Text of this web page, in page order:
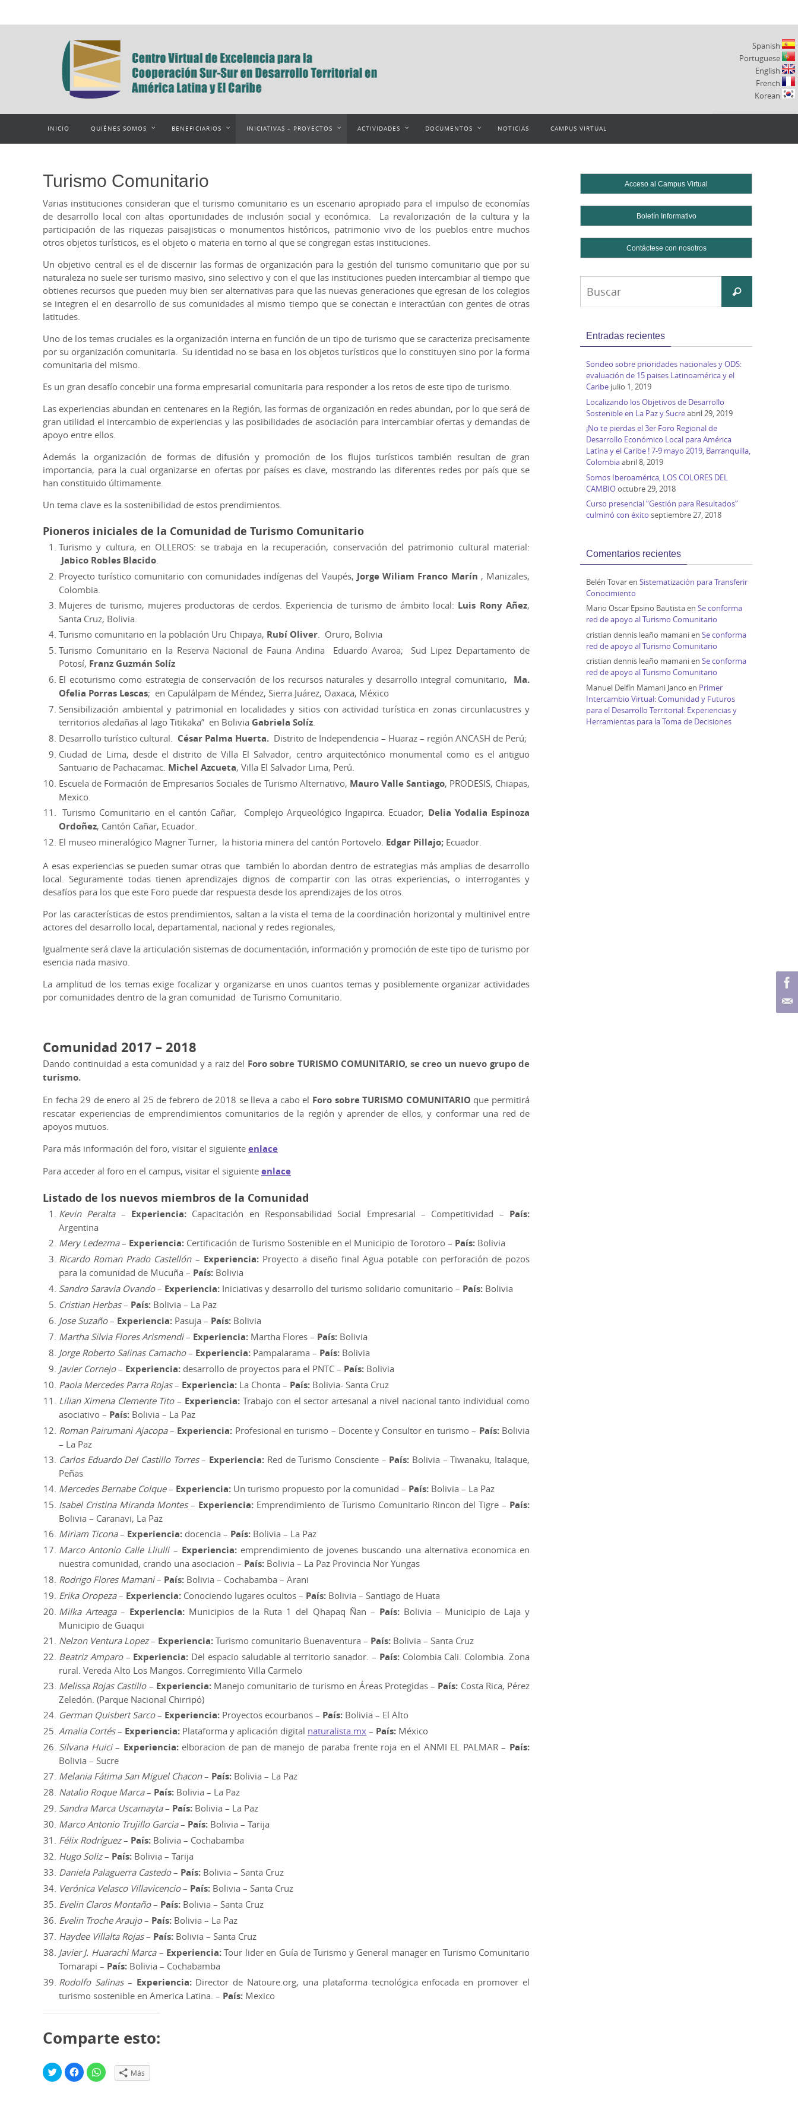
Spanish
Portuguese
English
French
Korean
contenido
INICIO QUIÉNES SOMOS BENEFICIARIOS INICIATIVAS – PROYECTOS ACTIVIDADES DOCUMENTOS NOTICIAS CAMPUS VIRTUAL
Turismo Comunitario
Varias instituciones consideran que el turismo comunitario es un escenario apropiado para el impulso de economías
de desarrollo local con altas oportunidades de inclusión social y económica. La revalorización de la cultura y la
participación de las riquezas paisajisticas o monumentos históricos, patrimonio vivo de los pueblos entre muchos
otros objetos turísticos, es el objeto o materia en torno al que se congregan estas instituciones.
Un objetivo central es el de discernir las formas de organización para la gestión del turismo comunitario que por su
naturaleza no suele ser turismo masivo, sino selectivo y con el que las instituciones pueden intercambiar al tiempo que
obtienes recursos que pueden muy bien ser alternativas para que las nuevas generaciones que egresan de los colegios
se integren el en desarrollo de sus comunidades al mismo tiempo que se conectan e interactúan con gentes de otras
latitudes.
Uno de los temas cruciales es la organización interna en función de un tipo de turismo que se caracteriza precisamente
por su organización comunitaria. Su identidad no se basa en los objetos turísticos que lo constituyen sino por la forma
comunitaria del mismo.
Es un gran desafío concebir una forma empresarial comunitaria para responder a los retos de este tipo de turismo.
Las experiencias abundan en centenares en la Región, las formas de organización en redes abundan, por lo que será de
gran utilidad el intercambio de experiencias y las posibilidades de asociación para intercambiar ofertas y demandas de
apoyo entre ellos.
Además la organización de formas de difusión y promoción de los flujos turísticos también resultan de gran
importancia, para la cual organizarse en ofertas por países es clave, mostrando las diferentes redes por país que se
han constituido últimamente.
Un tema clave es la sostenibilidad de estos prendimientos.
Pioneros iniciales de la Comunidad de Turismo Comunitario
Turismo y cultura, en OLLEROS: se trabaja en la recuperación, conservación del patrimonio cultural material:
Jabico Robles Blacido.
Proyecto turístico comunitario con comunidades indígenas del Vaupés, Jorge Wiliam Franco Marín , Manizales,
Colombia.
Mujeres de turismo, mujeres productoras de cerdos. Experiencia de turismo de ámbito local: Luis Rony Añez,
Santa Cruz, Bolivia.
Turismo comunitario en la población Uru Chipaya, Rubí Oliver. Oruro, Bolivia
Turismo Comunitario en la Reserva Nacional de Fauna Andina Eduardo Avaroa; Sud Lipez Departamento de
Potosí, Franz Guzmán Solíz
El ecoturismo como estrategia de conservación de los recursos naturales y desarrollo integral comunitario, Ma.
Ofelia Porras Lescas; en Capulálpam de Méndez, Sierra Juárez, Oaxaca, México
Sensibilización ambiental y patrimonial en localidades y sitios con actividad turística en zonas circunlacustres y
territorios aledañas al lago Titikaka” en Bolivia Gabriela Solíz.
Desarrollo turístico cultural. César Palma Huerta. Distrito de Independencia – Huaraz – región ANCASH de Perú;
Ciudad de Lima, desde el distrito de Villa El Salvador, centro arquitectónico monumental como es el antiguo
Santuario de Pachacamac. Michel Azcueta, Villa El Salvador Lima, Perú.
Escuela de Formación de Empresarios Sociales de Turismo Alternativo, Mauro Valle Santiago, PRODESIS, Chiapas,
Mexico.
Turismo Comunitario en el cantón Cañar, Complejo Arqueológico Ingapirca. Ecuador; Delia Yodalia Espinoza
Ordoñez, Cantón Cañar, Ecuador.
El museo mineralógico Magner Turner, la historia minera del cantón Portovelo. Edgar Pillajo; Ecuador.
A esas experiencias se pueden sumar otras que también lo abordan dentro de estrategias más amplias de desarrollo
local. Seguramente todas tienen aprendizajes dignos de compartir con las otras experiencias, o interrogantes y
desafíos para los que este Foro puede dar respuesta desde los aprendizajes de los otros.
Por las características de estos prendimientos, saltan a la vista el tema de la coordinación horizontal y multinivel entre
actores del desarrollo local, departamental, nacional y redes regionales,
Igualmente será clave la articulación sistemas de documentación, información y promoción de este tipo de turismo por
esencia nada masivo.
La amplitud de los temas exige focalizar y organizarse en unos cuantos temas y posiblemente organizar actividades
por comunidades dentro de la gran comunidad de Turismo Comunitario.
Comunidad 2017 – 2018
Dando continuidad a esta comunidad y a raiz del Foro sobre TURISMO COMUNITARIO, se creo un nuevo grupo de
turismo.
En fecha 29 de enero al 25 de febrero de 2018 se lleva a cabo el Foro sobre TURISMO COMUNITARIO que permitirá
rescatar experiencias de emprendimientos comunitarios de la región y aprender de ellos, y conformar una red de
apoyos mutuos.
Para más información del foro, visitar el siguiente enlace
Para acceder al foro en el campus, visitar el siguiente enlace
Listado de los nuevos miembros de la Comunidad
Kevin Peralta– Experiencia: Capacitación en Responsabilidad Social Empresarial – Competitividad – País:
Argentina
Mery Ledezma– Experiencia: Certificación de Turismo Sostenible en el Municipio de Torotoro – País: Bolivia
Ricardo Roman Prado Castellón– Experiencia:Proyecto a diseño final Agua potable con perforación de pozos
para la comunidad de Mucuña – País: Bolivia
Sandro Saravia Ovando– Experiencia: Iniciativas y desarrollo del turismo solidario comunitario – País: Bolivia
Cristian Herbas– País: Bolivia – La Paz
Jose Suzaño– Experiencia: Pasuja – País: Bolivia
Martha Silvia Flores Arismendi– Experiencia: Martha Flores – País: Bolivia
Jorge Roberto Salinas Camacho– Experiencia: Pampalarama – País: Bolivia
Javier Cornejo– Experiencia: desarrollo de proyectos para el PNTC – País: Bolivia
Paola Mercedes Parra Rojas– Experiencia: La Chonta – País: Bolivia- Santa Cruz
Lilian Ximena Clemente Tito– Experiencia: Trabajo con el sector artesanal a nivel nacional tanto individual como
asociativo – País: Bolivia – La Paz
Roman Pairumani Ajacopa– Experiencia: Profesional en turismo – Docente y Consultor en turismo – País:Bolivia
– La Paz
Carlos Eduardo Del Castillo Torres– Experiencia: Red de Turismo Consciente – País: Bolivia – Tiwanaku, Italaque,
Peñas
Mercedes Bernabe Colque– Experiencia: Un turismo propuesto por la comunidad – País: Bolivia – La Paz
Isabel Cristina Miranda Montes– Experiencia: Emprendimiento de Turismo Comunitario Rincon del Tigre – País:
Bolivia – Caranavi, La Paz
Miriam Ticona– Experiencia: docencia – País: Bolivia – La Paz
Marco Antonio Calle Lliulli– Experiencia:emprendimiento de jovenes buscando una alternativa economica en
nuestra comunidad, crando una asociacion – País: Bolivia – La Paz Provincia Nor Yungas
Rodrigo Flores Mamani– País: Bolivia – Cochabamba – Arani
Erika Oropeza– Experiencia: Conociendo lugares ocultos – País: Bolivia – Santiago de Huata
Milka Arteaga– Experiencia: Municipios de la Ruta 1 del Qhapaq Ñan – País:Bolivia – Municipio de Laja y
Municipio de Guaqui
Nelzon Ventura Lopez– Experiencia: Turismo comunitario Buenaventura – País: Bolivia – Santa Cruz
Beatriz Amparo– Experiencia: Del espacio saludable al territorio sanador. – País:Colombia Cali. Colombia. Zona
rural. Vereda Alto Los Mangos. Corregimiento Villa Carmelo
Melissa Rojas Castillo– Experiencia:Manejo comunitario de turismo en Áreas Protegidas – País: Costa Rica, Pérez
Zeledón. (Parque Nacional Chirripó)
German Quisbert Sarco– Experiencia: Proyectos ecourbanos – País: Bolivia – El Alto
Amalia Cortés– Experiencia: Plataforma y aplicación digital naturalista.mx – País: México
Silvana Huici– Experiencia:elboracion de pan de manejo de paraba frente roja en el ANMI EL PALMAR – País:
Bolivia – Sucre
Melania Fátima San Miguel Chacon– País: Bolivia – La Paz
Natalio Roque Marca– País: Bolivia – La Paz
Sandra Marca Uscamayta– País: Bolivia – La Paz
Marco Antonio Trujillo Garcia– País: Bolivia – Tarija
Félix Rodríguez– País: Bolivia – Cochabamba
Hugo Soliz– País: Bolivia – Tarija
Daniela Palaguerra Castedo– País: Bolivia – Santa Cruz
Verónica Velasco Villavicencio– País: Bolivia – Santa Cruz
Evelin Claros Montaño– País: Bolivia – Santa Cruz
Evelin Troche Araujo– País: Bolivia – La Paz
Haydee Villalta Rojas– País: Bolivia – Santa Cruz
Javier J. Huarachi Marca– Experiencia: Tour lider en Guía de Turismo y General manager en Turismo Comunitario
Tomarapi – País: Bolivia – Cochabamba
Rodolfo Salinas– Experiencia:Director de Natoure.org, una plataforma tecnológica enfocada en promover el
turismo sostenible en America Latina. – País: Mexico
Comparte esto:
H
a
H
a
H
a Más
Buscar
Entradas recientes
Sondeo sobre prioridades nacionales y ODS:
evaluación de 15 paises Latinoamérica y el
Caribe julio 1, 2019
Localizando los Objetivos de Desarrollo
Sostenible en La Paz y Sucreabril 29, 2019
¡No te pierdas el 3er Foro Regional de
Desarrollo Económico Local para América
Latina y el Caribe ! 7-9 mayo 2019, Barranquilla,
Colombiaabril 8, 2019
Somos Iberoamérica, LOS COLORES DEL
CAMBIOoctubre 29, 2018
Curso presencial “Gestión para Resultados”
culminó con éxito septiembre 27, 2018
Comentarios recientes
Belén Tovaren Sistematización para Transferir
Conocimiento
Mario Oscar Epsino Bautistaen Se conforma
red de apoyo al Turismo Comunitario
cristian dennis leaño mamanien Se conforma
red de apoyo al Turismo Comunitario
cristian dennis leaño mamanien Se conforma
red de apoyo al Turismo Comunitario
Manuel Delfín Mamani Janco en Primer
Intercambio Virtual: Comunidad y Futuros
para el Desarrollo Territorial: Experiencias y
Herramientas para la Toma de Decisiones